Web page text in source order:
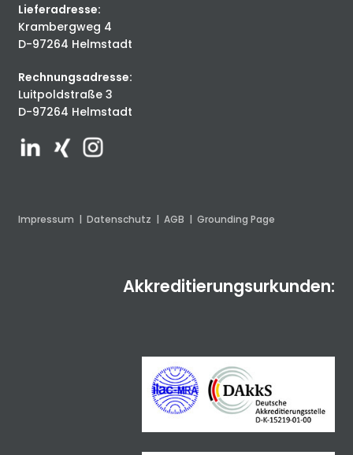
Lieferadresse:
Krambergweg 4
D-97264 Helmstadt
Rechnungsadresse:
Luitpoldstraße 3
D-97264 Helmstadt
Impressum | Datenschutz | AGB | Grounding Page
Akkreditierungsurkunden: